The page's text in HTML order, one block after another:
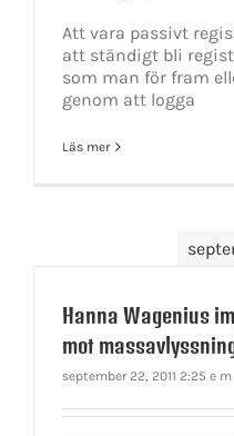
Att vara passivt
att ständigt bli
som man för fram
genom att logga
Läs mer
Hanna Wagenius
mot
september 22, 2011 2:25 e m